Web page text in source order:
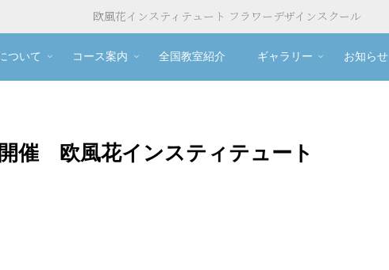
欧風花インスティテュート フラワーデザインスクール
ついて コース案内 全国教室紹介 ギャラリー お知らせ
催 欧風花インスティテュート